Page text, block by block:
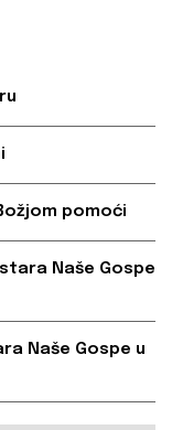
pomoći
Naše Gospe
Naše Gospe u